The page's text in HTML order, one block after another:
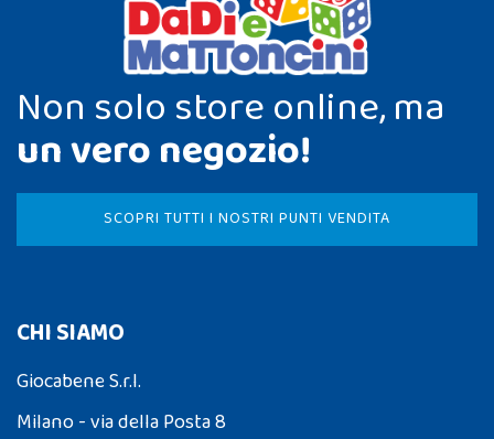
Non solo store online, ma
un vero negozio!
SCOPRI TUTTI I NOSTRI PUNTI VENDITA
CHI SIAMO
Giocabene S.r.l.
Milano - via della Posta 8